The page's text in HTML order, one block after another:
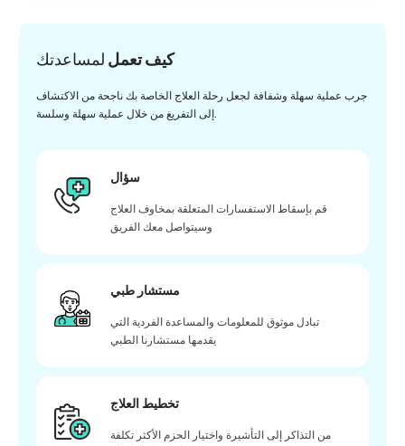
كيف تعمل لمساعدتك
جرب عملية سهلة وشفافة لجعل رحلة العلاج الخاصة بك ناجحة من الاكتشاف
إلى التفريغ من خلال عملية سهلة وسلسة.
سؤال
قم بإسقاط الاستفسارات المتعلقة بمخاوف العلاج
وسيتواصل معك الفريق
مستشار طبي
تبادل موثوق للمعلومات والمساعدة الفردية التي
يقدمها مستشارنا الطبي
تخطيط العلاج
من التذاكر إلى التأشيرة واختيار الحزم الأكثر تكلفة